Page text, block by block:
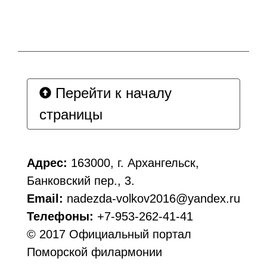
Перейти к началу
страницы
Адрес: 163000, г. Архангельск,
Банковский пер., 3.
Email: nadezda-volkov2016@yandex.ru
Телефоны: +7-953-262-41-41
© 2017 Официальный портал
Поморской филармонии